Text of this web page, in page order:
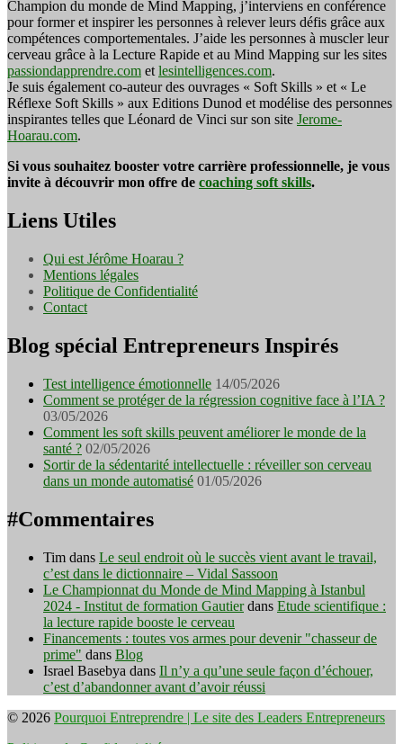
Champion du monde de Mind Mapping, j’interviens en conférence
pour former et inspirer les personnes à relever leurs défis grâce aux
compétences comportementales. J’aide les personnes à muscler leur
cerveau grâce à la Lecture Rapide et au Mind Mapping sur les sites
passiondapprendre.com et lesintelligences.com.
Je suis également co-auteur des ouvrages « Soft Skills » et « Le
Réflexe Soft Skills » aux Editions Dunod et modélise des personnes
inspirantes telles que Léonard de Vinci sur son site Jerome-
Hoarau.com.
Si vous souhaitez booster votre carrière professionnelle, je vous
invite à découvrir mon offre de coaching soft skills.
Liens Utiles
Qui est Jérôme Hoarau ?
Mentions légales
Politique de Confidentialité
Contact
Blog spécial Entrepreneurs Inspirés
Test intelligence émotionnelle 14/05/2026
Comment se protéger de la régression cognitive face à l’IA ?
03/05/2026
Comment les soft skills peuvent améliorer le monde de la
santé ? 02/05/2026
Sortir de la sédentarité intellectuelle : réveiller son cerveau
dans un monde automatisé 01/05/2026
#Commentaires
Tim dans Le seul endroit où le succès vient avant le travail,
c’est dans le dictionnaire – Vidal Sassoon
Le Championnat du Monde de Mind Mapping à Istanbul
2024 - Institut de formation Gautierdans Etude scientifique :
la lecture rapide booste le cerveau
Financements : toutes vos armes pour devenir "chasseur de
prime" dans Blog
Israel Basebya dans Il n’y a qu’une seule façon d’échouer,
c’est d’abandonner avant d’avoir réussi
© 2026 Pourquoi Entreprendre | Le site des Leaders Entrepreneurs